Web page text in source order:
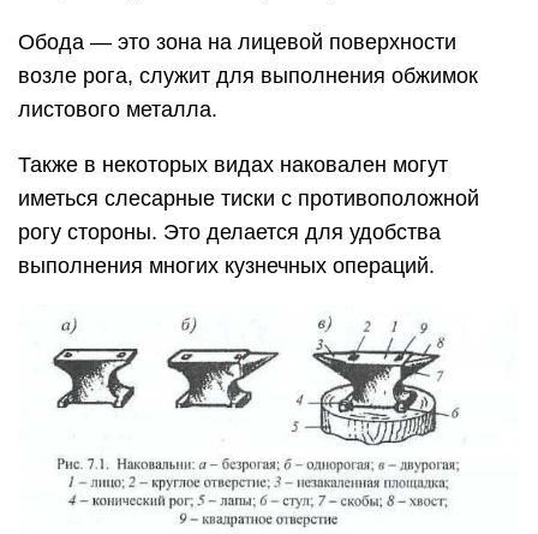
Обода — это зона на лицевой поверхности
возле рога, служит для выполнения обжимок
листового металла.
Также в некоторых видах наковален могут
иметься слесарные тиски с противоположной
рогу стороны. Это делается для удобства
выполнения многих кузнечных операций.